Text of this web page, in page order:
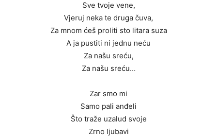
Sve tvoje vene,
Vjeruj neka te druga čuva,
Za mnom ćeš proliti sto litara suza
A ja pustiti ni jednu neću
Za našu sreću,
Za našu sreću…
Zar smo mi
Samo pali anđeli
Što traže uzalud svoje
Zrno ljubavi